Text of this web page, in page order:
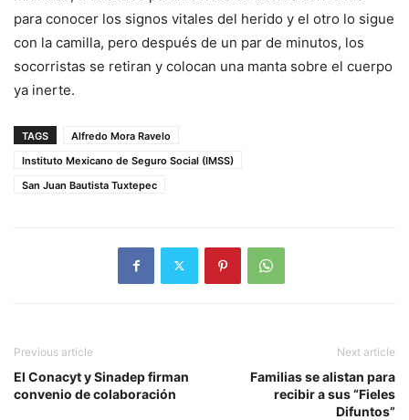
para conocer los signos vitales del herido y el otro lo sigue
con la camilla, pero después de un par de minutos, los
socorristas se retiran y colocan una manta sobre el cuerpo
ya inerte.
TAGS
Alfredo Mora Ravelo
Instituto Mexicano de Seguro Social (IMSS)
San Juan Bautista Tuxtepec
Previous article
El Conacyt y Sinadep firman
convenio de colaboración
Next article
Familias se alistan para
recibir a sus “Fieles
Difuntos”